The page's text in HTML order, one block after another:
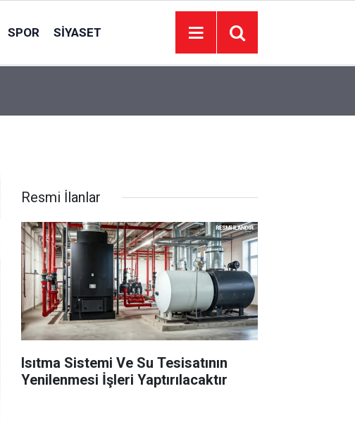
SPOR SIYASET
Resmi İlanlar
Isıtma Sistemi Ve Su Tesisatının
Yenilenmesi İşleri Yaptırılacaktır